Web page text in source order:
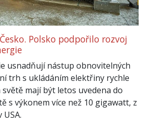
Polsko podpořilo rozvoj
usnadňují nástup obnovitelných
trh s ukládáním elektřiny rychle
světě mají být letos uvedena do
s výkonem více než 10 gigawatt, z